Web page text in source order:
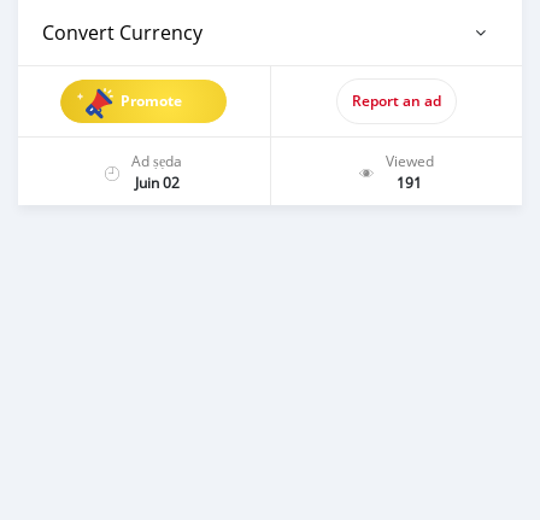
Convert Currency
Promote Report an ad
Ad ṣẹda
Juin 02
Viewed
191